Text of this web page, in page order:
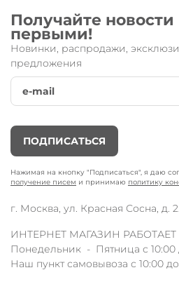
Настоятельно рекомендуем брать
размеру!
S - детям 3-7 лет ( локоть 15-19 см,
- детям 6-10 лет ( локоть 17-21 см,
L -
детям 9-15 лет ( локоть 20-25 см,
Получайте новости
первыми!
Новинки, распродажи,
предложения
ПОДПИСАТЬСЯ
Нажимая на кнопку "Подписаться", я даю
получение писем и принимаю политику
г. Москва, ул. Красная Сосна, д. 2.
ИНТЕРНЕТ МАГАЗИН РАБОТАЕТ
Понедельник - Пятница с 10:00
Наш пункт самовывоза с 10:00